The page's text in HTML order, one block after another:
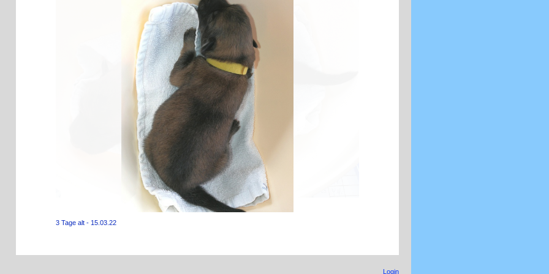
3 Tage alt - 15.03.22
Login